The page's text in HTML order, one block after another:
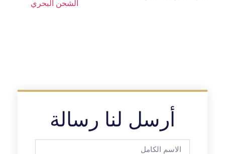
أرسل لنا رسالة